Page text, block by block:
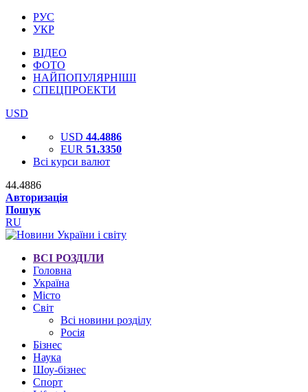
РУС
УКР
ВІДЕО
ФОТО
НАЙПОПУЛЯРНІШІ
СПЕЦПРОЕКТИ
USD
USD 44.4886
EUR 51.3350
Всі курси валют
44.4886
Авторизація
Пошук
RU
ВСІ РОЗДІЛИ
Головна
Україна
Місто
Світ
Всі новини розділу
Росія
Бізнес
Наука
Шоу-бізнес
Спорт